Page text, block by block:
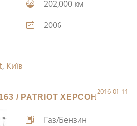
202,000 км
2006
, Київ
/ PATRIOT ХЕРСОН
2016-01-11
Газ/Бензин